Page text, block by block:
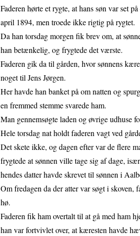
Faderen hørte et rygte, at hans søn var set
april 1894, men troede ikke rigtig på rygtet.
Da han torsdag morgen fik brev om, at
han betænkelig, og frygtede det værste.
Faderen gik da til gården, hvor sønnens
noget til Jens Jørgen.
Her havde han banket på om natten og
en fremmed stemme svarede ham.
Man gennemsøgte laden og øvrige udhuse
Hele torsdag nat holdt faderen vagt ved
Det skete ikke, og dagen efter var de flere
frygtede at sønnen ville tage sig af dage,
hendes datter havde skrevet til sønnen i
Om fredagen da der atter var søgt i skoven,
hø.
Faderen fik ham overtalt til at gå med ham
han var fortvivlet over, at kæresten havde